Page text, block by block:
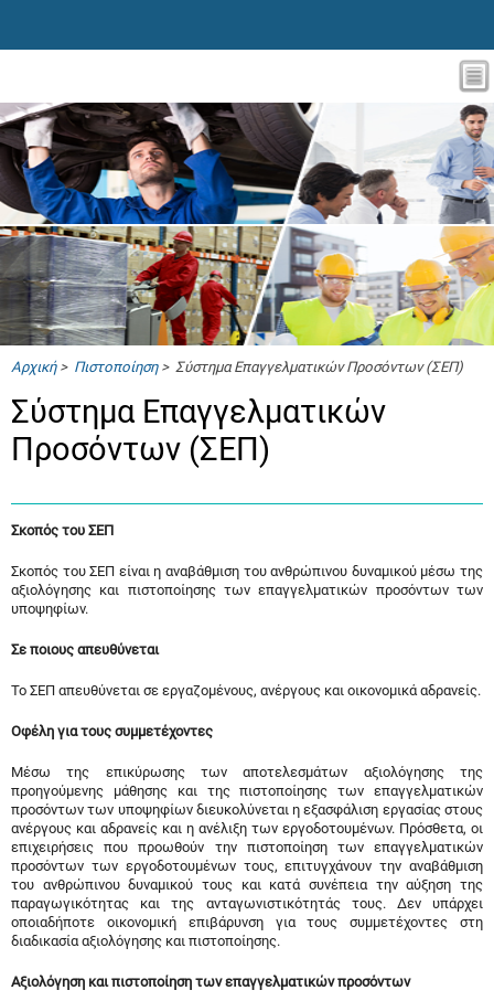
Αρχική> Πιστοποίηση> Σύστημα Επαγγελματικών Προσόντων (ΣΕΠ)
Σύστημα Επαγγελματικών
Προσόντων (ΣΕΠ)
Σκοπός του ΣΕΠ
Σκοπός του ΣΕΠ είναι η αναβάθμιση του ανθρώπινου δυναμικού μέσω της
αξιολόγησης και πιστοποίησης των επαγγελματικών προσόντων των
υποψηφίων.
Σε ποιους απευθύνεται
Το ΣΕΠ απευθύνεται σε εργαζομένους, ανέργους και οικονομικά αδρανείς.
Οφέλη για τους συμμετέχοντες
Μέσω της επικύρωσης των αποτελεσμάτων αξιολόγησης της
προηγούμενης μάθησης και της πιστοποίησης των επαγγελματικών
προσόντων των υποψηφίων διευκολύνεται η εξασφάλιση εργασίας στους
ανέργους και αδρανείς και η ανέλιξη των εργοδοτουμένων. Πρόσθετα, οι
επιχειρήσεις που προωθούν την πιστοποίηση των επαγγελματικών
προσόντων των εργοδοτουμένων τους, επιτυγχάνουν την αναβάθμιση
του ανθρώπινου δυναμικού τους και κατά συνέπεια την αύξηση της
παραγωγικότητας και της ανταγωνιστικότητάς τους. Δεν υπάρχει
οποιαδήποτε οικονομική επιβάρυνση για τους συμμετέχοντες στη
διαδικασία αξιολόγησης και πιστοποίησης.
Αξιολόγηση και πιστοποίηση των επαγγελματικών προσόντων